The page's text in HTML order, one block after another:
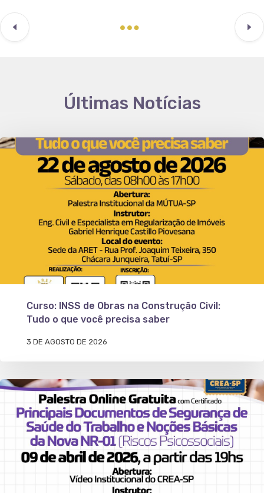
Últimas Notícias
Curso: INSS de Obras na Construção Civil:
Tudo o que você precisa saber
3 DE AGOSTO DE 2026